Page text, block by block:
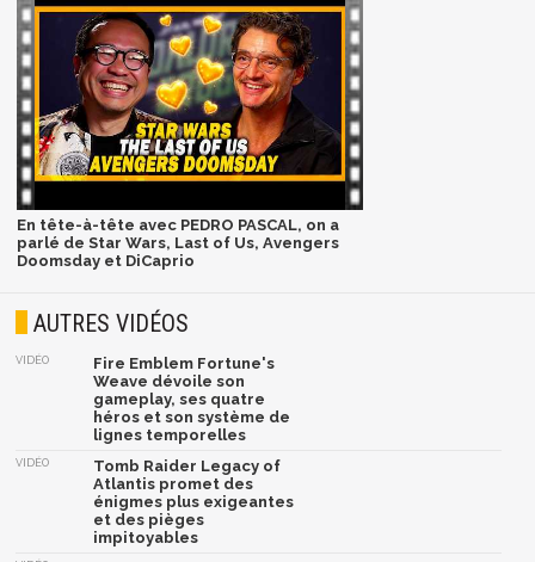
En tête-à-tête avec PEDRO PASCAL, on a
parlé de Star Wars, Last of Us, Avengers
Doomsday et DiCaprio
AUTRES VIDÉOS
VIDÉO
Fire Emblem Fortune's
Weave dévoile son
gameplay, ses quatre
héros et son système de
lignes temporelles
VIDÉO
Tomb Raider Legacy of
Atlantis promet des
énigmes plus exigeantes
et des pièges
impitoyables